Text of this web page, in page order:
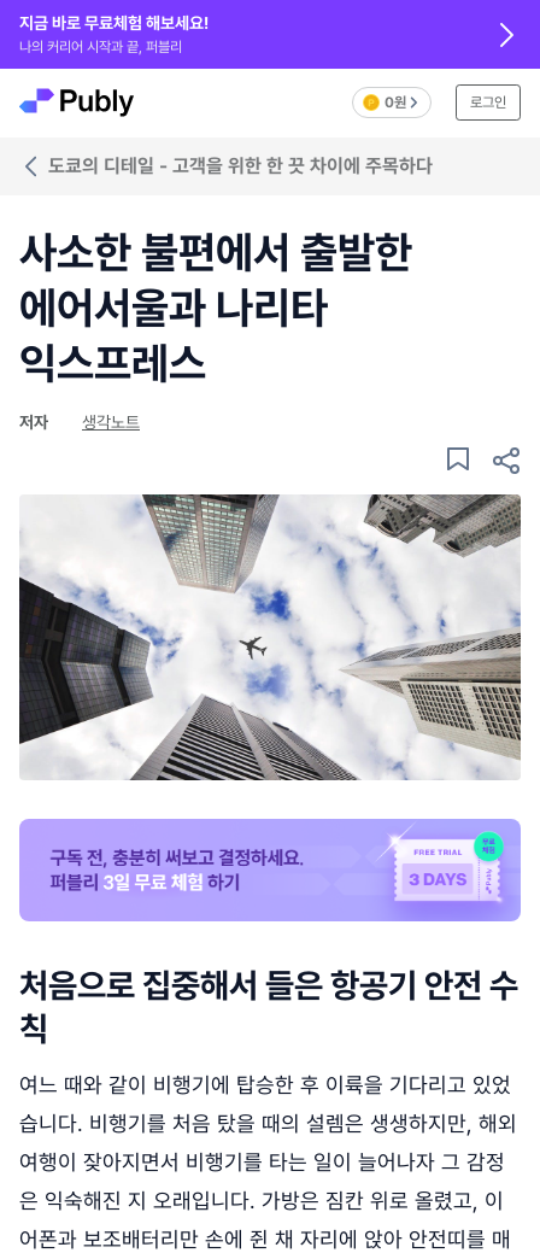
지금 바로 무료체험 해보세요!
나의 커리어 시작과 끝, 퍼블리
0원 로그인
도쿄의 디테일 - 고객을 위한 한 끗 차이에 주목하다
사소한 불편에서 출발한
에어서울과 나리타
익스프레스
저자 생각노트
처음으로 집중해서 들은 항공기 안전 수
칙
여느 때와 같이 비행기에 탑승한 후 이륙을 기다리고 있었
습니다. 비행기를 처음 탔을 때의 설렘은 생생하지만, 해외
여행이 잦아지면서 비행기를 타는 일이 늘어나자 그 감정
은 익숙해진 지 오래입니다. 가방은 짐칸 위로 올렸고, 이
어폰과 보조배터리만 손에 쥔 채 자리에 앉아 안전띠를 매